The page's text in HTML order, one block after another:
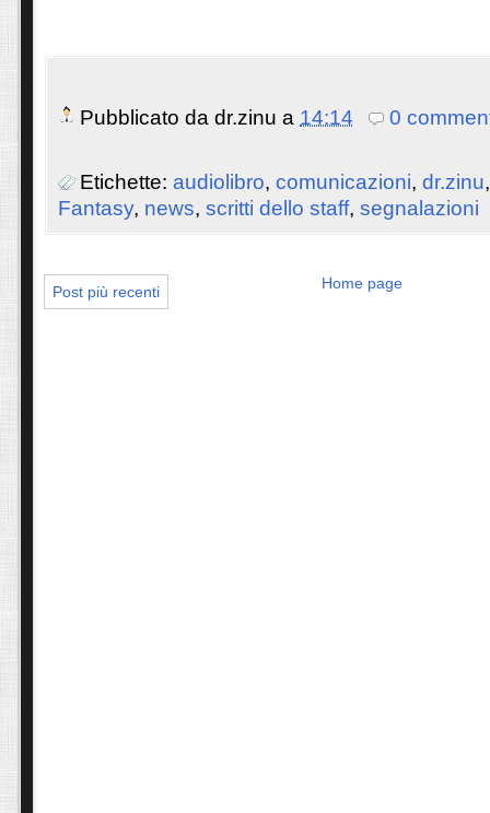
Pubblicato da dr.zinu a 14:14 0
Etichette: audiolibro, comunicazioni, dr.zinu
Fantasy, news, scritti dello staff, segnalazioni
Post più recenti Home page